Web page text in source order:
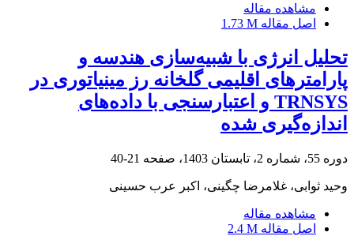
مشاهده مقاله
اصل مقاله 1.73 M
تحلیل انرژی با شبیه‌سازی هندسه و
پارامترهای اقلیمی گلخانه رز مینیاتوری در
TRNSYS و اعتبارسنجی با داده‌های
اندازه‌گیری شده
دوره 55، شماره 2، تابستان 1403، صفحه 21-40
وحید ثوابی، غلامرضا چگینی، اکبر عرب حسینی
مشاهده مقاله
اصل مقاله 2.4 M